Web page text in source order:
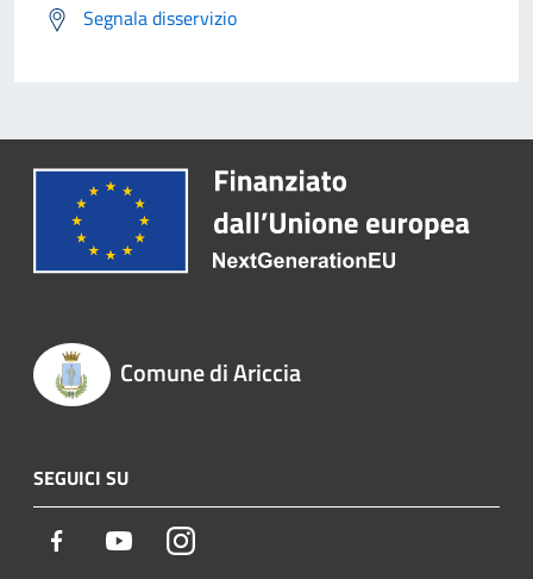
Segnala disservizio
Comune di Ariccia
SEGUICI SU
Facebook YoutubeInstagram